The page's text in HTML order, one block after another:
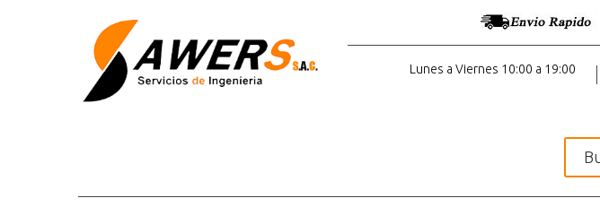
Lunes a Viernes 10:00 a 19:00